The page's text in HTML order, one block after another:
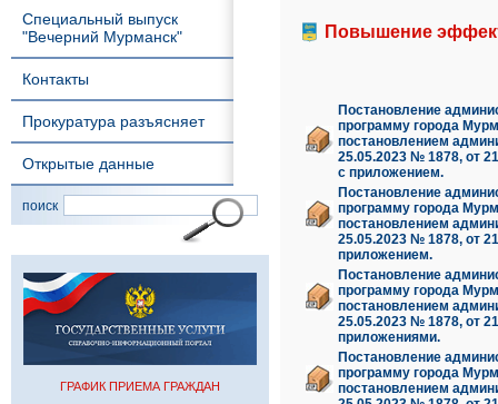
Специальный выпуск
"Вечерний Мурманск"
Контакты
Прокуратура разъясняет
Открытые данные
поиск
ГРАФИК ПРИЕМА ГРАЖДАН
Повышение
Постановление
программу города
постановлением
25.05.2023 № 1878, от
с приложением.
Постановление
программу города
постановлением
25.05.2023 № 1878, от
приложением.
Постановление
программу города
постановлением
25.05.2023 № 1878, от
приложениями.
Постановление
программу города
постановлением